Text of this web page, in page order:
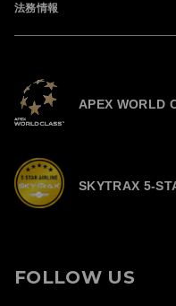
法務情報
APEX WORLD
SKYTRAX 5-
FOLLOW US